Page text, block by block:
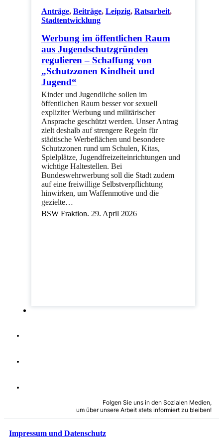
Anträge, Beiträge, Leipzig, Ratsarbeit,
Stadtentwicklung
Werbung im öffentlichen Raum
aus Jugendschutzgründen
regulieren – Schaffung von
„Schutzzonen Kindheit und
Jugend“
Kinder und Jugendliche sollen im
öffentlichen Raum besser vor sexuell
expliziter Werbung und militärischer
Ansprache geschützt werden. Unser Antrag
zielt deshalb auf strengere Regeln für
städtische Werbeflächen und besondere
Schutzzonen rund um Schulen, Kitas,
Spielplätze, Jugendfreizeiteinrichtungen und
wichtige Haltestellen. Bei
Bundeswehrwerbung soll die Stadt zudem
auf eine freiwillige Selbstverpflichtung
hinwirken, um Waffenmotive und die
gezielte…
BSW Fraktion. 29. April 2026
Folgen Sie uns in den Sozialen Medien,
um über unsere Arbeit stets informiert zu bleiben!
Impressum und Datenschutz